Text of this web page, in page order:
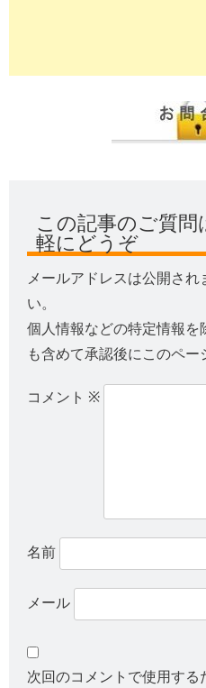
この記事のご質
軽にどうぞ
メールアドレスは公開さ
い。
個人情報などの特定情報を
も含めて承認後にこのペー
コメント ※
名前
メール
次回のコメントで使用す